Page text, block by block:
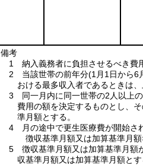
備考
1 納入義務者に負担させるべき費
2 当該世帯の前年分(1月1日から6
おける最多収入者であるときは
3 同一月内に同一世帯の2人以上の
費用の額を決定するものとし、
準月額とする。
4 月の途中で更生医療費が開始さ
徴収基準月額又は加算基準月額
5 徴収基準月額又は加算基準月額
収基準月額又は加算基準月額とす